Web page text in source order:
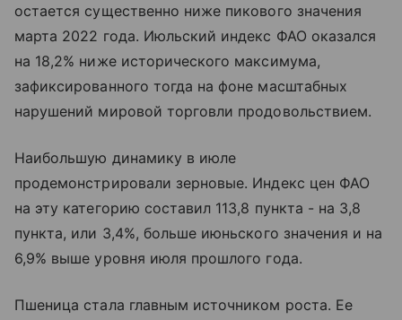
остается существенно ниже пикового значения
марта 2022 года. Июльский индекс ФАО оказался
на 18,2% ниже исторического максимума,
зафиксированного тогда на фоне масштабных
нарушений мировой торговли продовольствием.
Наибольшую динамику в июле
продемонстрировали зерновые. Индекс цен ФАО
на эту категорию составил 113,8 пункта - на 3,8
пункта, или 3,4%, больше июньского значения и на
6,9% выше уровня июля прошлого года.
Пшеница стала главным источником роста. Ее